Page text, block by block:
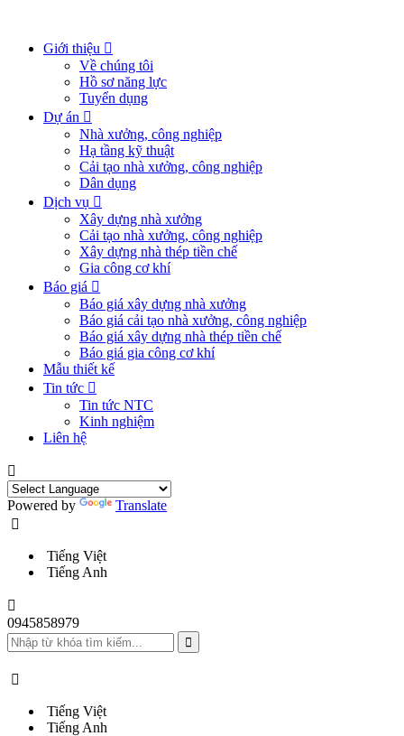
Giới thiệu
Về chúng tôi
Hồ sơ năng lực
Tuyển dụng
Dự án
Nhà xưởng, công nghiệp
Hạ tầng kỹ thuật
Cải tạo nhà xưởng, công nghiệp
Dân dụng
Dịch vụ
Xây dựng nhà xưởng
Cải tạo nhà xưởng, công nghiệp
Xây dựng nhà thép tiền chế
Gia công cơ khí
Báo giá
Báo giá xây dựng nhà xưởng
Báo giá cải tạo nhà xưởng, công nghiệp
Báo giá xây dựng nhà thép tiền chế
Báo giá gia công cơ khí
Mẫu thiết kế
Tin tức
Tin tức NTC
Kinh nghiệm
Liên hệ
Powered by Translate
Tiếng Việt
Tiếng Anh
0945858979
Tiếng Việt
Tiếng Anh